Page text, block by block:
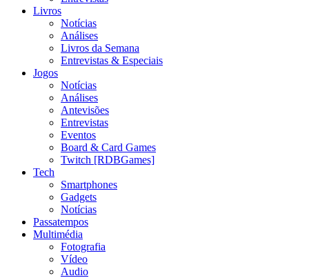
Livros
Notícias
Análises
Livros da Semana
Entrevistas & Especiais
Jogos
Notícias
Análises
Antevisões
Entrevistas
Eventos
Board & Card Games
Twitch [RDBGames]
Tech
Smartphones
Gadgets
Notícias
Passatempos
Multimédia
Fotografia
Vídeo
Audio